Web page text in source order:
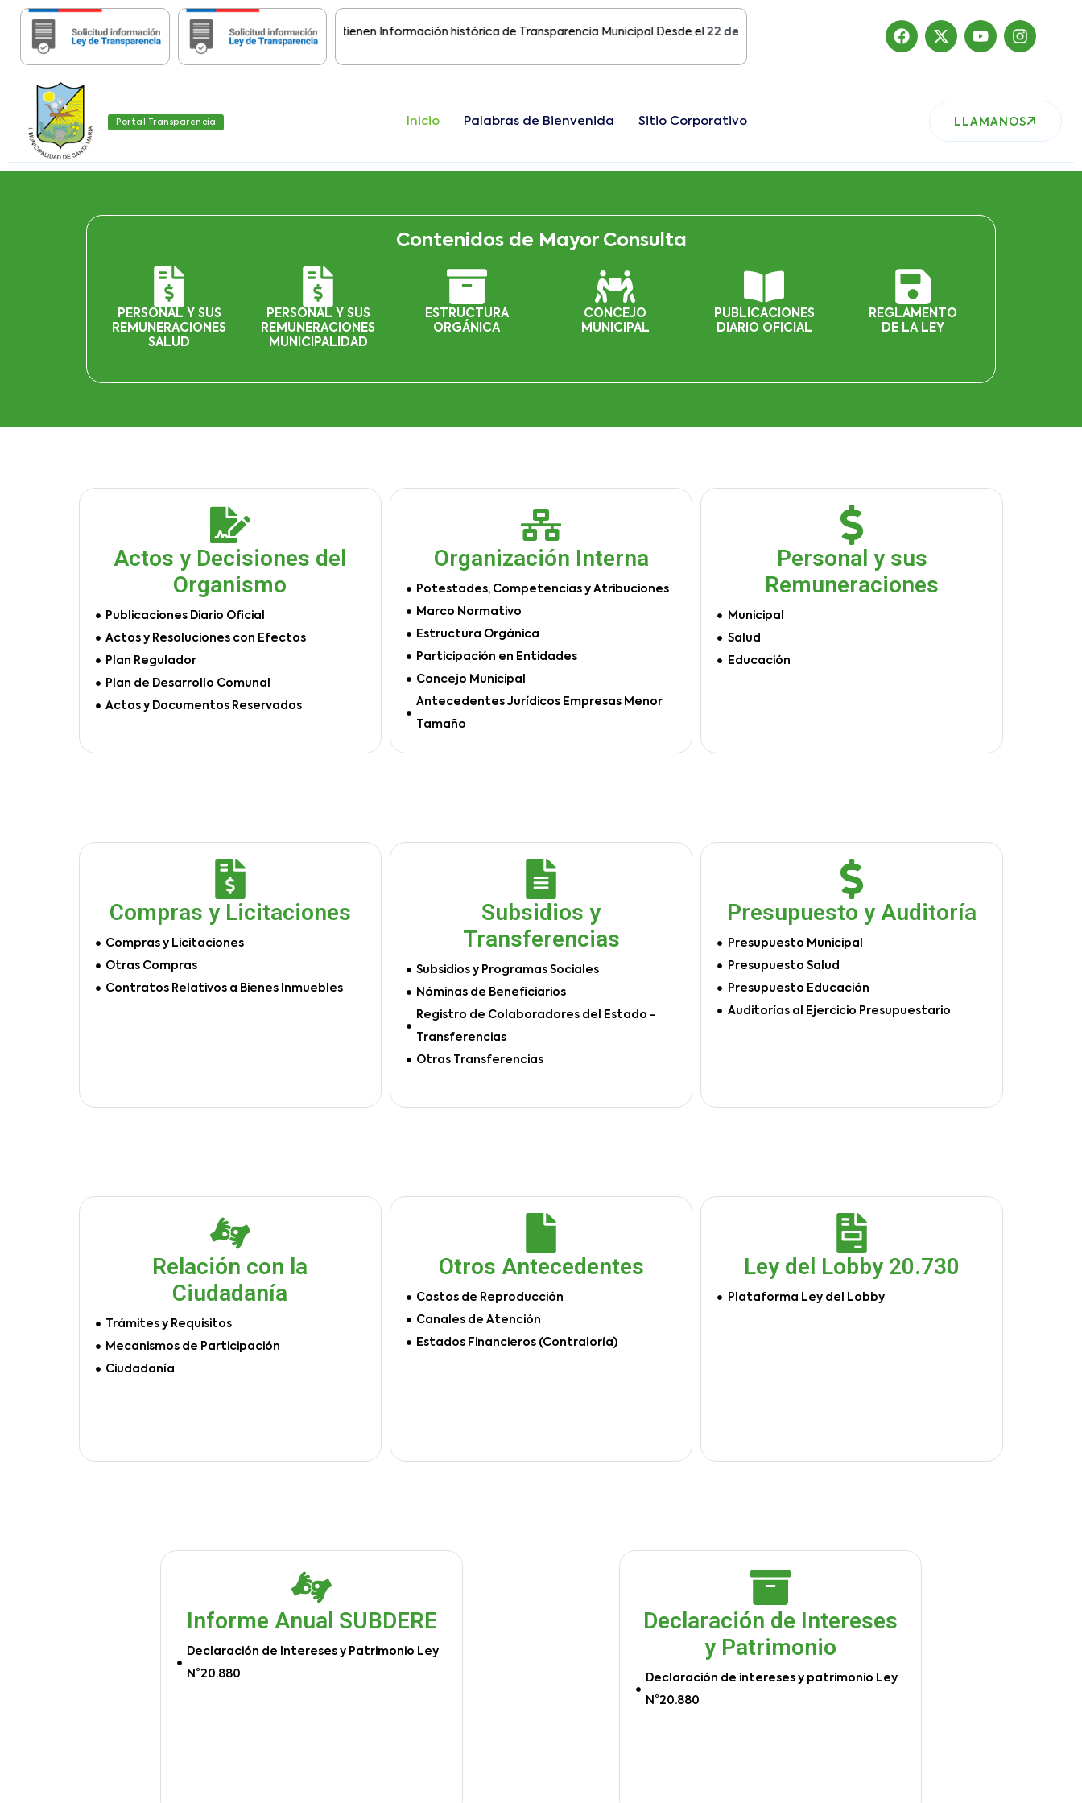
Importante:Estas páginas contienen Información histórica de Transparencia Municipal Desde el22 de Agosto del 2019 , nuestro sitio ha migrado
Portal Transparencia Inicio Palabras de Bienvenida Sitio Corporativo LLAMANOS
Contenidos de Mayor Consulta
PERSONAL Y SUS
REMUNERACIONES
SALUD
PERSONAL Y SUS
REMUNERACIONES
MUNICIPALIDAD
ESTRUCTURA
ORGÁNICA
CONCEJO
MUNICIPAL
PUBLICACIONES
DIARIO OFICIAL
REGLAMENTO
DE LA LEY
Actos y Decisiones del
Organismo
Publicaciones Diario Oficial
Actos y Resoluciones con Efectos
Plan Regulador
Plan de Desarrollo Comunal
Actos y Documentos Reservados
Organización Interna
Potestades, Competencias y Atribuciones
Marco Normativo
Estructura Orgánica
Participación en Entidades
Concejo Municipal
Antecedentes Jurídicos Empresas Menor
Tamaño
Personal y sus
Remuneraciones
Municipal
Salud
Educación
Compras y Licitaciones
Compras y Licitaciones
Otras Compras
Contratos Relativos a Bienes Inmuebles
Subsidios y
Transferencias
Subsidios y Programas Sociales
Nóminas de Beneficiarios
Registro de Colaboradores del Estado -
Transferencias
Otras Transferencias
Presupuesto y Auditoría
Presupuesto Municipal
Presupuesto Salud
Presupuesto Educación
Auditorías al Ejercicio Presupuestario
Relación con la
Ciudadanía
Trámites y Requisitos
Mecanismos de Participación
Ciudadanía
Otros Antecedentes
Costos de Reproducción
Canales de Atención
Estados Financieros (Contraloría)
Ley del Lobby 20.730
Plataforma Ley del Lobby
Informe Anual SUBDERE
Declaración de Intereses y Patrimonio Ley
N°20.880
Declaración de Intereses
y Patrimonio
Declaración de intereses y patrimonio Ley
N°20.880